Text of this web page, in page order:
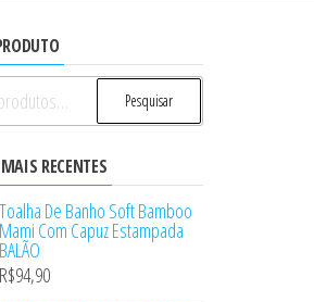
Pesquisar
RECENTES
Toalha De Banho Soft Bamboo
Mami Com Capuz Estampada
BALÃO
R$94,90